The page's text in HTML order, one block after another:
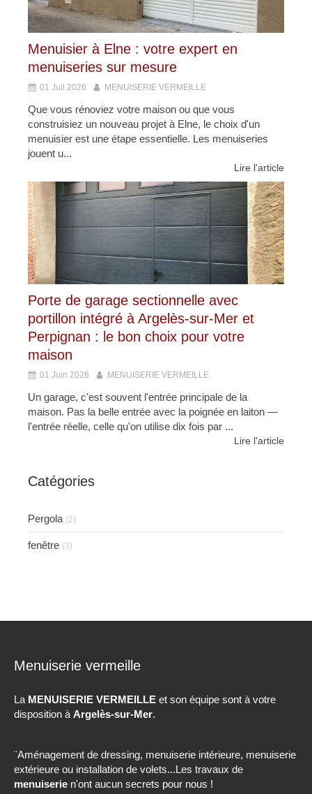
Menuisier à Elne : votre expert en
menuiseries sur mesure
01 Juil 2026 MENUISERIE VERMEILLE
Que vous rénoviez votre maison ou que vous
construisiez un nouveau projet à Elne, le choix d'un
menuisier est une étape essentielle. Les menuiseries
jouent u...
Lire l'article
Porte de garage sectionnelle avec
portillon intégré à Argelès-sur-Mer et
Perpignan : le bon choix pour votre
maison
01 Juin 2026 MENUISERIE VERMEILLE
Un garage, c'est souvent l'entrée principale de la
maison. Pas la belle entrée avec la poignée en laiton —
l'entrée réelle, celle qu'on utilise dix fois par ...
Lire l'article
Catégories
Pergola (2)
fenêtre (3)
Menuiserie vermeille
La MENUISERIE VERMEILLE et son équipe sont à votre
disposition à Argelès-sur-Mer.
¨Aménagement de dressing, menuiserie intérieure, menuiserie
extérieure ou installation de volets...Les travaux de
menuiserie n'ont aucun secrets pour nous !